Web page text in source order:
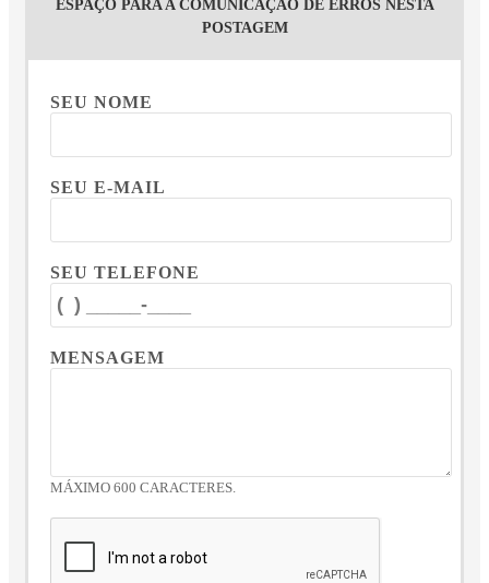
ESPAÇO PARA A COMUNICAÇÃO DE ERROS NESTA
POSTAGEM
SEU NOME
SEU E-MAIL
SEU TELEFONE
MENSAGEM
MÁXIMO 600 CARACTERES.